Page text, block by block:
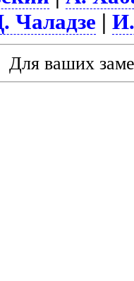
Чаладзе |
Для ваших